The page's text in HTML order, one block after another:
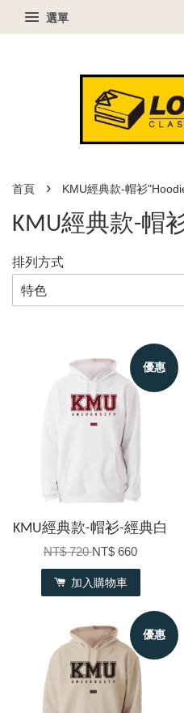
選單
首頁 › KMU經典款-帽衫
KMU經典款-帽
排列方式
優惠
KMU經典款-帽衫-經典白
NT$ 720NT$ 660
加入購物車
優惠